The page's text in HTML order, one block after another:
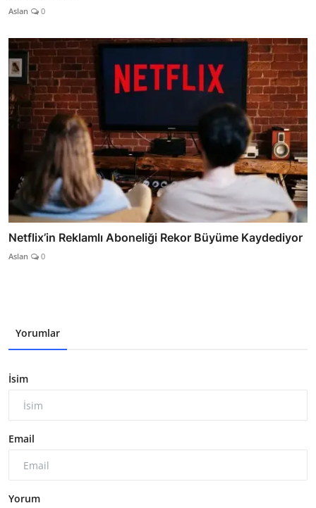
Aslan 0
Netflix’in Reklamlı Aboneliği Rekor Büyüme Kaydediyor
Aslan 0
Yorumlar
İsim
Email
Yorum